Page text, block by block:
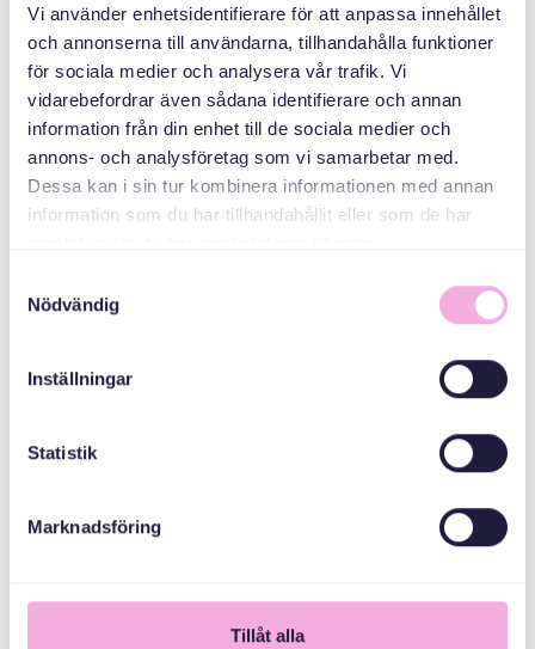
Vi använder enhetsidentifierare för att anpassa innehållet
och annonserna till användarna, tillhandahålla funktioner
för sociala medier och analysera vår trafik. Vi
vidarebefordrar även sådana identifierare och annan
information från din enhet till de sociala medier och
annons- och analysföretag som vi samarbetar med.
Dessa kan i sin tur kombinera informationen med annan
information som du har tillhandahållit eller som de har
Nödvändig
Inställningar
Statistik
Marknadsföring
Tillåt alla
bokningen@svenskamedbaby.se
CO-ORGANIZERS
Stockholm County
Administrative
1